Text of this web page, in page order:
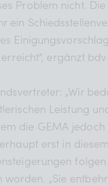
Problem nicht.
ein
ergänzt
„Wir
Leistung
die GEMA
erst in
worden. „Sie
und